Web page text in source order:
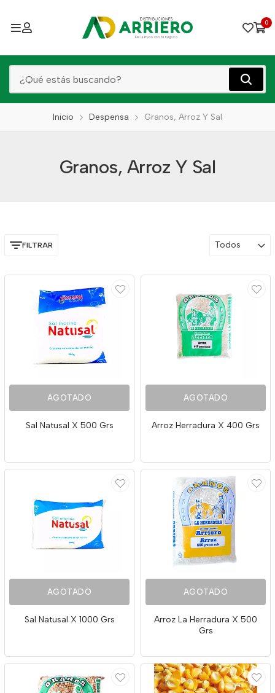
0
Inicio Despensa Granos, Arroz Y Sal
Granos, Arroz Y Sal
FILTRAR Todos
AGOTADO
Sal Natusal X 500 Grs
AGOTADO
Arroz Herradura X 400 Grs
AGOTADO
Sal Natusal X 1000 Grs
AGOTADO
Arroz La Herradura X 500
Grs